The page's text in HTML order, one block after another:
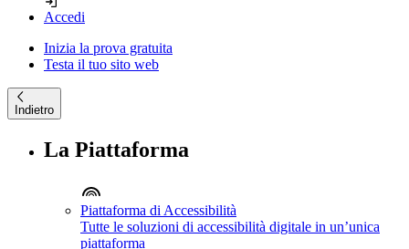
Accedi
Inizia la prova gratuita
Testa il tuo sito web
Indietro
La Piattaforma
Piattaforma di Accessibilità
Tutte le soluzioni di accessibilità digitale in un’unica
piattaforma